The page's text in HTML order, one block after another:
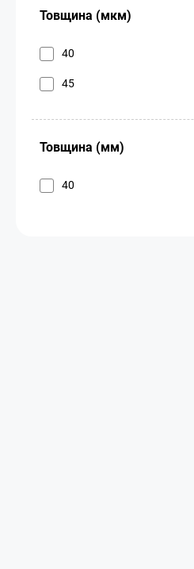
Товщина (мкм)
40
45
Товщина (мм)
40